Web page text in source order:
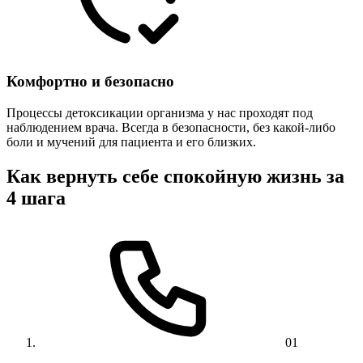
Комфортно и безопасно
Процессы детоксикации организма у нас проходят под
наблюдением врача. Всегда в безопасности, без какой-либо
боли и мучений для пациента и его близких.
Как вернуть себе спокойную жизнь за
4 шага
01